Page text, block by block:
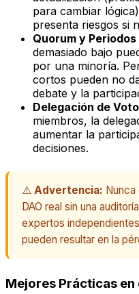
para cambiar
presenta riesgos si
Quorum y
demasiado bajo
por una minoría.
cortos pueden no
debate y la
Delegación de
miembros, la
aumentar la
decisiones.
⚠️ Advertencia:
DAO real sin una
expertos
pueden resultar en la
Mejores Prácticas en